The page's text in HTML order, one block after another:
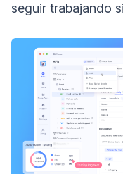
seguir trabajando